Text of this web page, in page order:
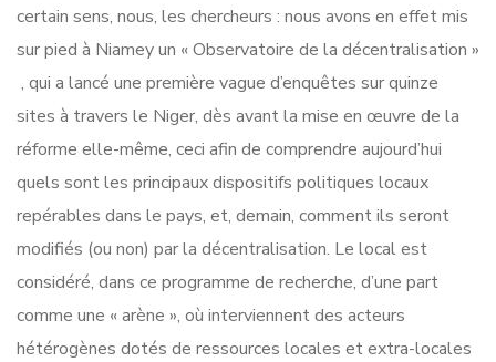
certain sens, nous, les chercheurs : nous avons en effet mis
sur pied à Niamey un « Observatoire de la décentralisation »
, qui a lancé une première vague d’enquêtes sur quinze
sites à travers le Niger, dès avant la mise en œuvre de la
réforme elle-même, ceci afin de comprendre aujourd’hui
quels sont les principaux dispositifs politiques locaux
repérables dans le pays, et, demain, comment ils seront
modifiés (ou non) par la décentralisation. Le local est
considéré, dans ce programme de recherche, d’une part
comme une « arène », où interviennent des acteurs
hétérogènes dotés de ressources locales et extra-locales